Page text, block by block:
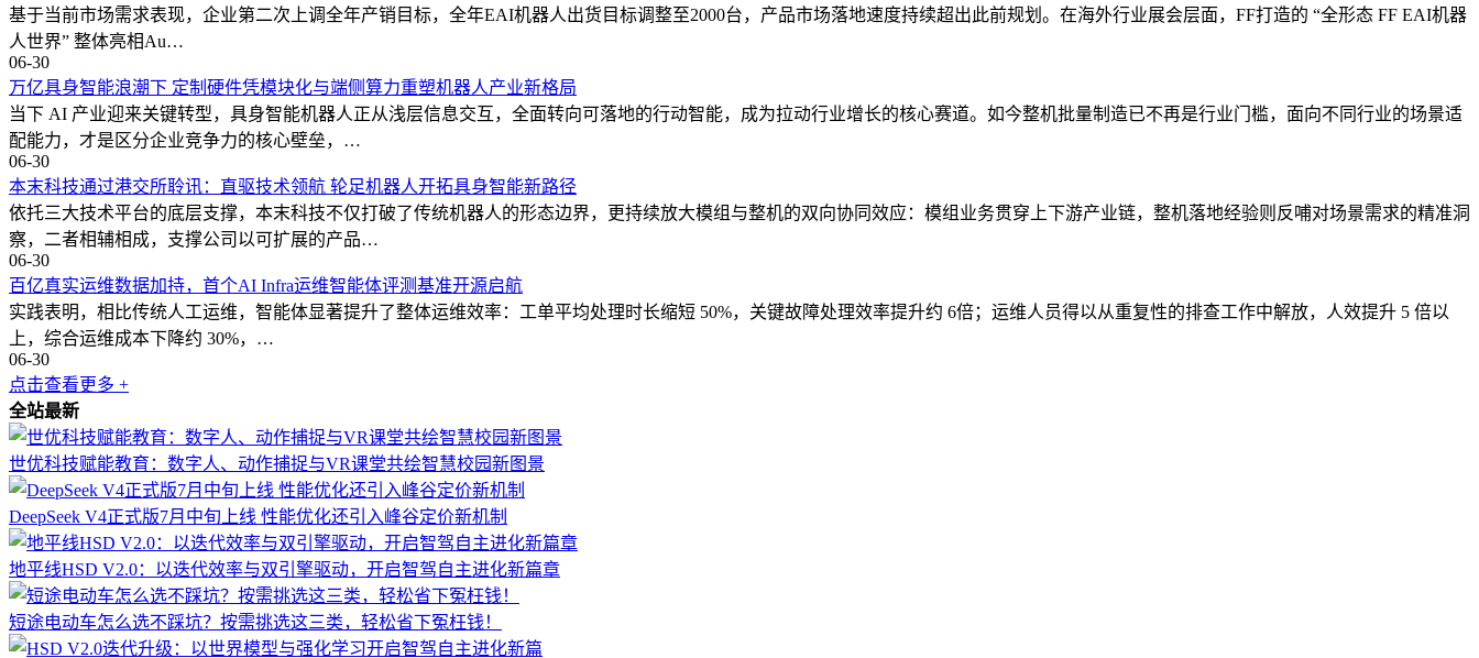
基于当前市场需求表现，企业第二次上调全年产销目标，全年EAI机器人出货目标调整至2000台，产品市场落地速度持续超出此前规划。在海外行业展会层面，FF打造的 “全形态 FF EAI机器
人世界” 整体亮相Au…
06-30
万亿具身智能浪潮下 定制硬件凭模块化与端侧算力重塑机器人产业新格局
当下 AI 产业迎来关键转型，具身智能机器人正从浅层信息交互，全面转向可落地的行动智能，成为拉动行业增长的核心赛道。如今整机批量制造已不再是行业门槛，面向不同行业的场景适
配能力，才是区分企业竞争力的核心壁垒，…
06-30
本末科技通过港交所聆讯：直驱技术领航 轮足机器人开拓具身智能新路径
依托三大技术平台的底层支撑，本末科技不仅打破了传统机器人的形态边界，更持续放大模组与整机的双向协同效应：模组业务贯穿上下游产业链，整机落地经验则反哺对场景需求的精准洞
察，二者相辅相成，支撑公司以可扩展的产品…
06-30
百亿真实运维数据加持，首个AI Infra运维智能体评测基准开源启航
实践表明，相比传统人工运维，智能体显著提升了整体运维效率：工单平均处理时长缩短 50%，关键故障处理效率提升约 6倍；运维人员得以从重复性的排查工作中解放，人效提升 5 倍以
上，综合运维成本下降约 30%，…
06-30
点击查看更多 +
全站最新
世优科技赋能教育：数字人、动作捕捉与VR课堂共绘智慧校园新图景
DeepSeek V4正式版7月中旬上线 性能优化还引入峰谷定价新机制
地平线HSD V2.0：以迭代效率与双引擎驱动，开启智驾自主进化新篇章
短途电动车怎么选不踩坑？按需挑选这三类，轻松省下冤枉钱！